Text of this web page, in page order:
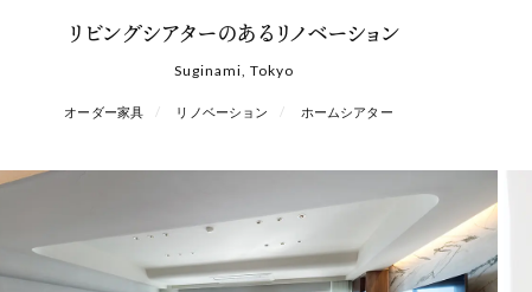
リビングシアターのあるリノベーション
Suginami, Tokyo
オーダー家具 リノベーション ホームシアター